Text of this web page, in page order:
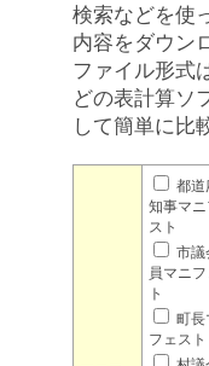
検索などを使
内容をダウン
ファイル形式
どの表計算ソ
して簡単に比
都道
知事マニ
スト
市議
員マニ
ト
町長
フェスト